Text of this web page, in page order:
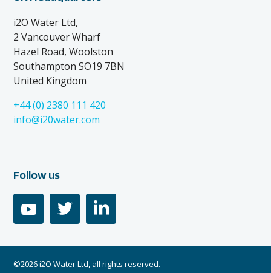
i2O Water Ltd,
2 Vancouver Wharf
Hazel Road, Woolston
Southampton SO19 7BN
United Kingdom
+44 (0) 2380 111 420
info@i20water.com
Follow us
youtube linkedin
©2026 i2O Water Ltd, all rights reserved.